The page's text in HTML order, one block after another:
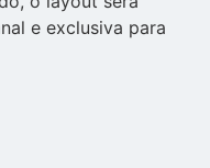
e exclusiva para